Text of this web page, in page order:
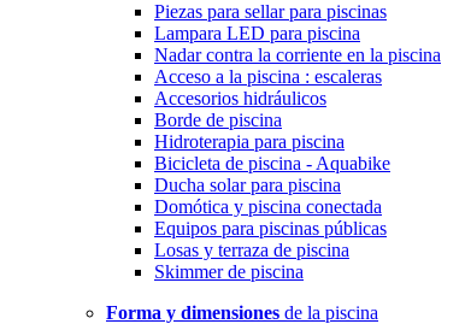
Piezas para sellar para piscinas
Lampara LED para piscina
Nadar contra la corriente en la piscina
Acceso a la piscina : escaleras
Accesorios hidráulicos
Borde de piscina
Hidroterapia para piscina
Bicicleta de piscina - Aquabike
Ducha solar para piscina
Domótica y piscina conectada
Equipos para piscinas públicas
Losas y terraza de piscina
Skimmer de piscina
Forma y dimensiones de la piscina